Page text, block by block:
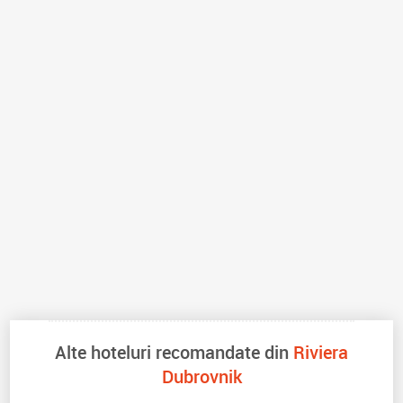
Alte hoteluri recomandate din Riviera
Dubrovnik